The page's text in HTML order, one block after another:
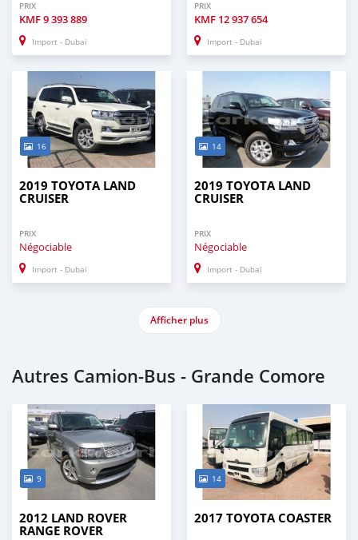
PRIX
KMF9 393 889
Import - Dubai
PRIX
KMF 12 937 654
Import - Dubai
16
2019 TOYOTA LAND
CRUISER
PRIX
Négociable
Import - Dubai
14
2019 TOYOTA LAND
CRUISER
PRIX
Négociable
Import - Dubai
Afficher plus
Autres Camion‒Bus - Grande Comore
9
2012 LAND ROVER
RANGE ROVER
14
2017 TOYOTA COASTER